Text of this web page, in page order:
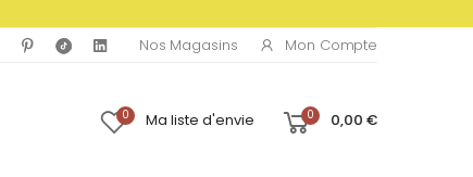
Nos Magasins Mon Compte
0 Ma liste d'envie 0 0,00 €